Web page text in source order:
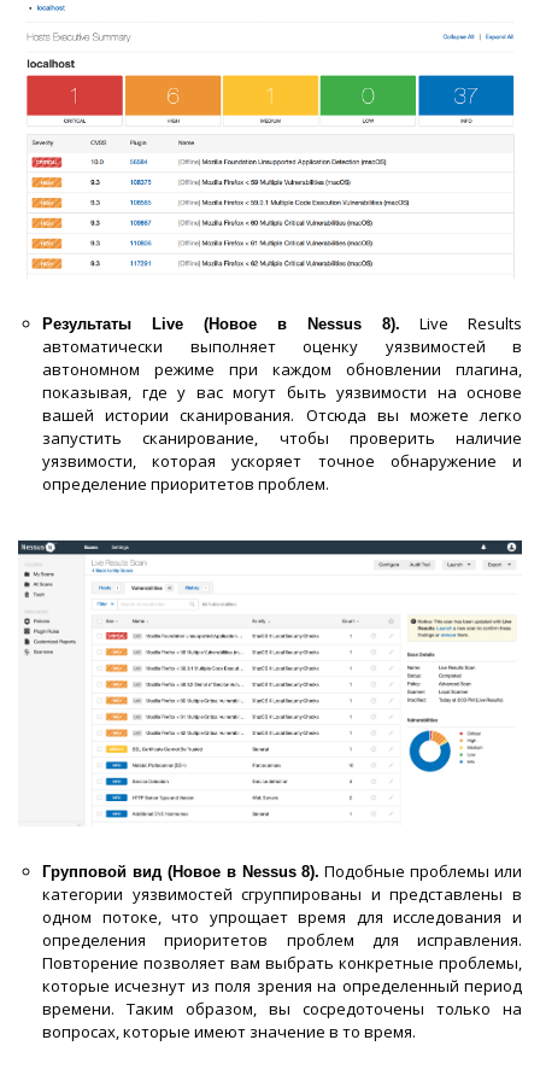
Результаты Live (Новое в Nessus 8).
Live Results
автоматически выполняет оценку уязвимостей в
автономном режиме при каждом обновлении плагина,
показывая, где у вас могут быть уязвимости на основе
вашей истории сканирования. Отсюда вы можете легко
запустить сканирование, чтобы проверить наличие
уязвимости, которая ускоряет точное обнаружение и
определение приоритетов проблем.
Групповой вид (Новое в Nessus 8). Подобные проблемы или
категории уязвимостей сгруппированы и представлены в
одном потоке, что упрощает время для исследования и
определения приоритетов проблем для исправления.
Повторение позволяет вам выбрать конкретные проблемы,
которые исчезнут из поля зрения на определенный период
времени. Таким образом, вы сосредоточены только на
вопросах, которые имеют значение в то время.